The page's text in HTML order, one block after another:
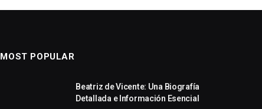
MOST POPULAR
Beatriz de Vicente: Una Biografía
Detallada e Información Esencial